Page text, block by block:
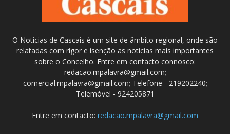
O Notícias de Cascais é um site de âmbito regional, onde são
relatadas com rigor e isenção as notícias mais importantes
sobre o Concelho. Entre em contacto connosco:
redacao.mpalavra@gmail.com;
comercial.mpalavra@gmail.com; Telefone - 219202240;
Telemóvel - 924205871
Entre em contacto: redacao.mpalavra@gmail.com